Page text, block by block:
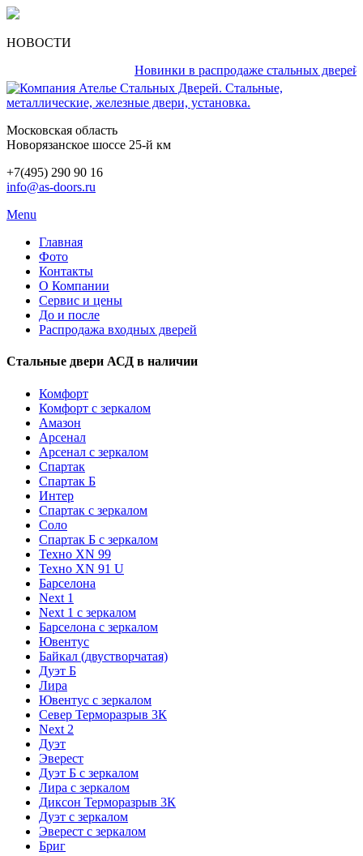
НОВОСТИ
Новинки в распродаже стальных дверей
Московская область
Новорязанское шоссе 25-й км
+7(495) 290 90 16
info@as-doors.ru
Menu
Главная
Фото
Контакты
О Компании
Сервис и цены
До и после
Распродажа входных дверей
Стальные двери АСД в наличии
Комфорт
Комфорт с зеркалом
Амазон
Арсенал
Арсенал с зеркалом
Спартак
Спартак Б
Интер
Спартак с зеркалом
Соло
Спартак Б с зеркалом
Техно XN 99
Техно XN 91 U
Барселона
Next 1
Next 1 с зеркалом
Барселона с зеркалом
Ювентус
Байкал (двустворчатая)
Дуэт Б
Лира
Ювентус с зеркалом
Север Терморазрыв 3К
Next 2
Дуэт
Эверест
Дуэт Б с зеркалом
Лира с зеркалом
Диксон Терморазрыв 3К
Дуэт с зеркалом
Эверест с зеркалом
Бриг